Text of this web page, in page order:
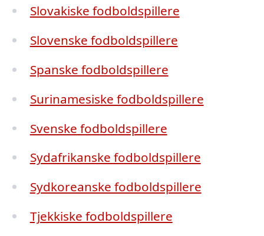
Slovakiske fodboldspillere
Slovenske fodboldspillere
Spanske fodboldspillere
Surinamesiske fodboldspillere
Svenske fodboldspillere
Sydafrikanske fodboldspillere
Sydkoreanske fodboldspillere
Tjekkiske fodboldspillere